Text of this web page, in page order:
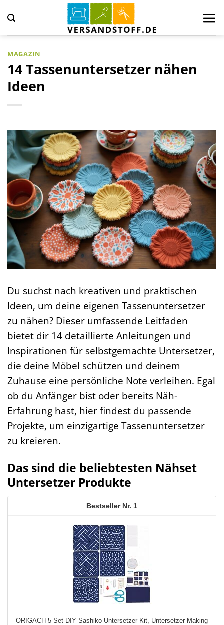
Inhalt
springen
MAGAZIN
14 Tassenuntersetzer nähen
Ideen
Du suchst nach kreativen und praktischen
Ideen, um deine eigenen Tassenuntersetzer
zu nähen? Dieser umfassende Leitfaden
bietet dir 14 detaillierte Anleitungen und
Inspirationen für selbstgemachte Untersetzer,
die deine Möbel schützen und deinem
Zuhause eine persönliche Note verleihen. Egal
ob du Anfänger bist oder bereits Näh-
Erfahrung hast, hier findest du passende
Projekte, um einzigartige Tassenuntersetzer
zu kreieren.
Das sind die beliebtesten Nähset
Untersetzer Produkte
1
ORIGACH 5 Set DIY Sashiko Untersetzer Kit, Untersetzer Making